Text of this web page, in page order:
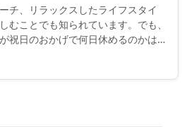
チ、リラックスしたライフスタイ
むことでも知られています。でも、
祝日のおかげで何日休めるのかはど
のように思えますが、答えは思って